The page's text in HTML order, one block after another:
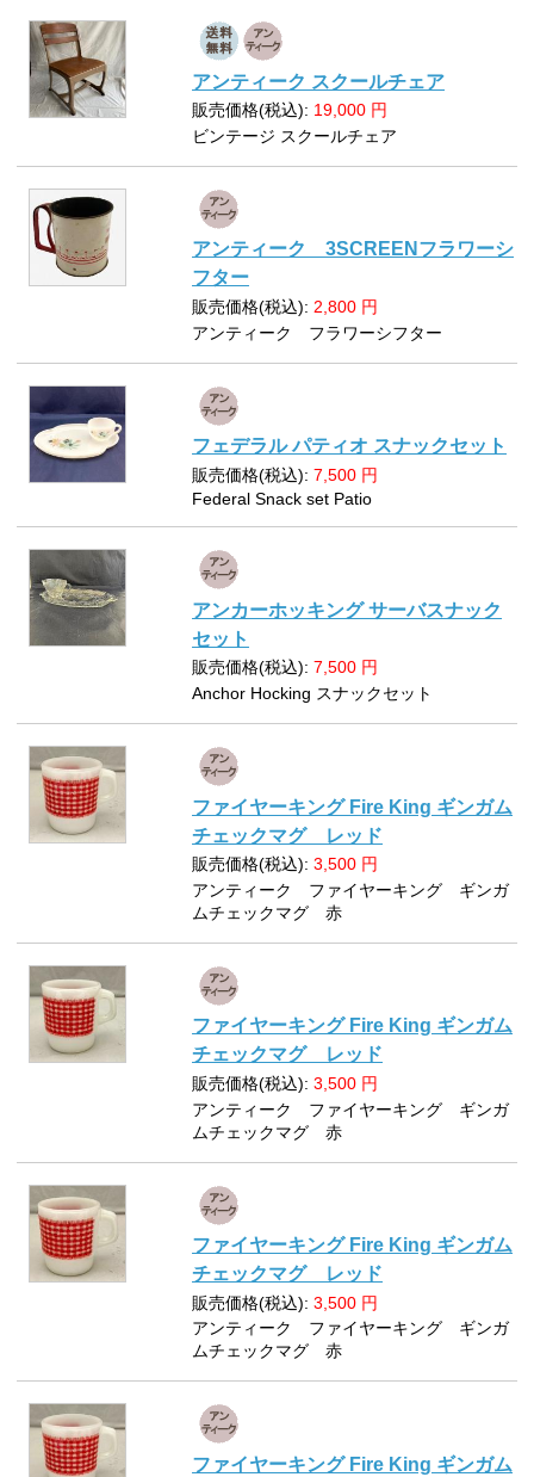
アンティーク スクールチェア
販売価格(税込): 19,000 円
ビンテージ スクールチェア
アンティーク 3SCREENフラワーシ
フター
販売価格(税込): 2,800 円
アンティーク フラワーシフター
フェデラル パティオ スナックセット
販売価格(税込): 7,500 円
Federal Snack set Patio
アンカーホッキング サーバスナック
セット
販売価格(税込): 7,500 円
Anchor Hocking スナックセット
ファイヤーキング Fire King ギンガム
チェックマグ レッド
販売価格(税込): 3,500 円
アンティーク ファイヤーキング ギンガ
ムチェックマグ 赤
ファイヤーキング Fire King ギンガム
チェックマグ レッド
販売価格(税込): 3,500 円
アンティーク ファイヤーキング ギンガ
ムチェックマグ 赤
ファイヤーキング Fire King ギンガム
チェックマグ レッド
販売価格(税込): 3,500 円
アンティーク ファイヤーキング ギンガ
ムチェックマグ 赤
ファイヤーキング Fire King ギンガム